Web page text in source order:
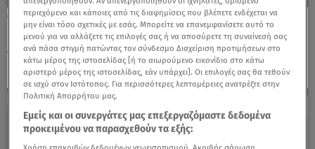
08.07.26, 12:40
Γιώτα Τσιμπρικίδου: «Έχει τόση χαρά όλο
αυτό και τόση δυσκολία ταυτόχρονα»
περιεχόμενο και κάποιες από τις διαφημίσεις που βλέπετε ενδέχεται να
μην είναι τόσο σχετικές με εσάς. Μπορείτε να επανεμφανίσετε αυτό το
μενού για να αλλάξετε τις επιλογές σας ή να αποσύρετε τη συναίνεσή σας
ανά πάσα στιγμή πατώντας τον σύνδεσμο Διαχείριση προτιμήσεων στο
κάτω μέρος της ιστοσελίδας [ή το αιωρούμενο εικονίδιο στο κάτω
αριστερό μέρος της ιστοσελίδας, εάν υπάρχει]. Οι επιλογές σας θα τεθούν
σε ισχύ στον Ιστότοπος. Για περισσότερες λεπτομέρειες ανατρέξτε στην
Πολιτική Απορρήτου μας.
Εμείς και οι συνεργάτες μας επεξεργαζόμαστε δεδομένα
προκειμένου να παρασχεθούν τα εξής: